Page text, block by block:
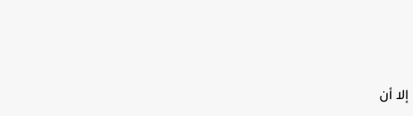
يعتبر جهاز PS3 من أشهر لوحات التحكم للألعاب التي قدمتها شركة سوني. فرغم أننا حالياً في عصر PS5 إلا أن